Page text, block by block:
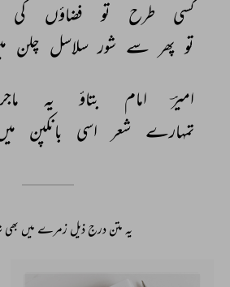
کسی
طرح تو فضاؤں کی
تو پھر سے شور سلاسل چلن
امیرؔ
امام بتاؤ یہ
تمہارے
شعر اسی بانکپن
یہ متن درج ذیل زمرے میں